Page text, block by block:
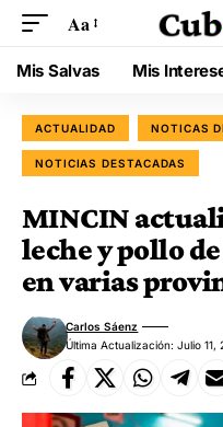
Aa
Mis Salvas Mis
ACTUALIDAD NOTICAS
NOTICIAS DESTACADAS
MINCIN
leche y pollo
en varias
Última Actualización: Julio 11,
Carlos Sáenz